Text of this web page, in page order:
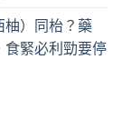
柚）同枱？藥
食緊必利勁要停